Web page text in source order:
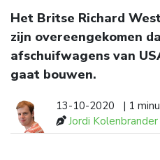
Het Britse Richard
zijn overeengekomen
afschuifwagens van
gaat bouwen.
13-10-2020
| 1
Jordi Kolenbrander